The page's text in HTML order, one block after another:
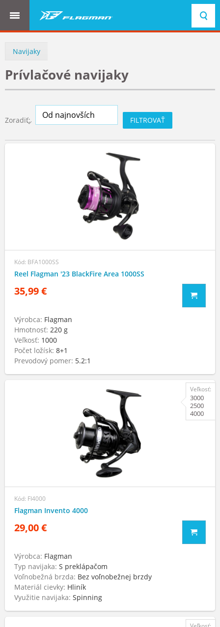
BREADCRUMBS
Navijaky
Prívlačové navijaky
Zoradiť: FILTROVAŤ
Kód: BFA1000SS
Reel Flagman '23 BlackFire Area 1000SS
35,99 €
Výrobca: Flagman
Hmotnosť: 220 g
Veľkosť: 1000
Počet ložísk: 8+1
Prevodový pomer: 5.2:1
Kód: FI4000
Flagman Invento 4000
29,00 €
Výrobca: Flagman
Typ navijaka: S preklápačom
Voľnobežná brzda: Bez voľnobežnej brzdy
Materiál cievky: Hliník
Využitie navijaka: Spinning
Veľkosť:
3000
2500
4000